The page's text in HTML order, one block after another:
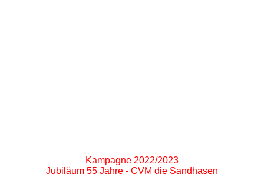
Kampagne 2022/2023
Jubiläum 55 Jahre - CVM die Sandhasen